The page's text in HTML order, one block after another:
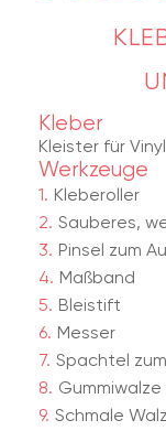
Kleber
Kleister für
Werkzeuge
Kleberoller
Sauberes,
Pinsel zum
Maßband
Bleistift
Messer
Spachtel
Schmale